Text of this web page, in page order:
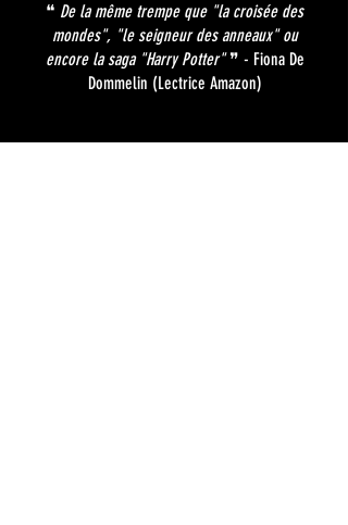
❝ De la même trempe que "la croisée des
mondes", "le seigneur des anneaux" ou
encore la saga "Harry Potter"❞ - Fiona De
Dommelin (Lectrice Amazon)